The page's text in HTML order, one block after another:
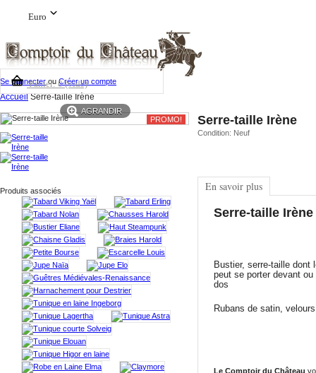
Euro
Se connecterouCréer un compte
Panier: 0 (vide)
Accueil Serre-taille Irène
PROMO!
AGRANDIR
Produits associés
Serre-taille Irène
Condition: Neuf
En savoir plus
Serre-taille Irène
Bustier, serre-taille dont
peut se porter devant ou
dos
Rubans de satin,
Le Comptoir du Château